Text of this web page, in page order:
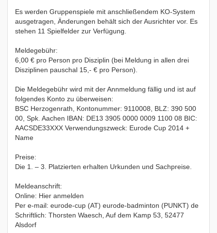
Es werden Gruppenspiele mit anschließendem KO-System
ausgetragen, Änderungen behält sich der Ausrichter vor. Es
stehen 11 Spielfelder zur Verfügung.
Meldegebühr:
6,00 € pro Person pro Disziplin (bei Meldung in allen drei
Disziplinen pauschal 15,- € pro Person).
Die Meldegebühr wird mit der Annmeldung fällig und ist auf
folgendes Konto zu überweisen:
BSC Herzogenrath, Kontonummer: 9110008, BLZ: 390 500
00, Spk. Aachen IBAN: DE13 3905 0000 0009 1100 08 BIC:
AACSDE33XXX Verwendungszweck: Eurode Cup 2014 +
Name
Preise:
Die 1. – 3. Platzierten erhalten Urkunden und Sachpreise.
Meldeanschrift:
Online: Hier anmelden
Per e-mail: eurode-cup (AT) eurode-badminton (PUNKT) de
Schriftlich: Thorsten Waesch, Auf dem Kamp 53, 52477
Alsdorf